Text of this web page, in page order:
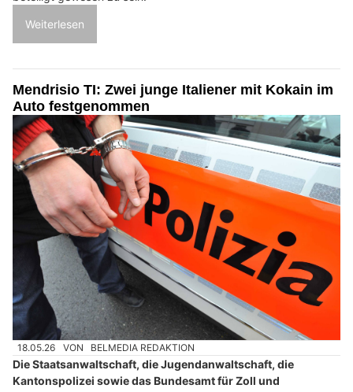
Weiterlesen
Mendrisio TI: Zwei junge Italiener mit Kokain im
Auto festgenommen
18.05.26 VON BELMEDIA REDAKTION
Die Staatsanwaltschaft, die Jugendanwaltschaft, die
Kantonspolizei sowie das Bundesamt für Zoll und